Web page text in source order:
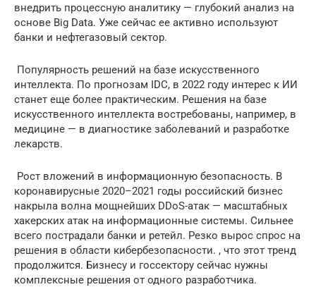
внедрить процессную аналитику — глубокий анализ на
основе Big Data. Уже сейчас ее активно используют
банки и нефтегазовый сектор.
️ Популярность решений на базе искусственного
интеллекта. По прогнозам IDC, в 2022 году интерес к ИИ
станет еще более практическим. Решения на базе
искусственного интеллекта востребованы, например, в
медицине — в диагностике заболеваний и разработке
лекарств.
️ Рост вложений в информационную безопасность. В
коронавирусные 2020–2021 годы российский бизнес
накрыла волна мощнейших DDoS-атак — масштабных
хакерских атак на информационные системы. Сильнее
всего пострадали банки и ретейл. Резко вырос спрос на
решения в области кибербезопасности. , что этот тренд
продолжится. Бизнесу и госсектору сейчас нужны
комплексные решения от одного разработчика.